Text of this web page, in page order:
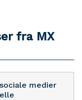
fra MX
medier